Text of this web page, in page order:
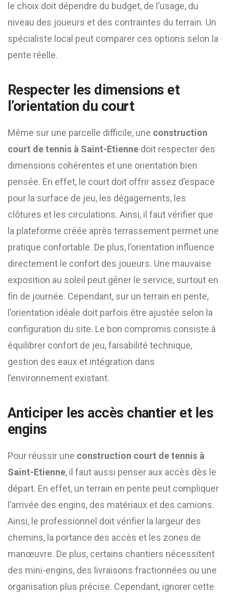
le choix doit dépendre du budget, de l’usage, du
niveau des joueurs et des contraintes du terrain. Un
spécialiste local peut comparer ces options selon la
pente réelle.
Respecter les dimensions et
l’orientation du court
Même sur une parcelle difficile, une construction
court de tennis à Saint-Etienne doit respecter des
dimensions cohérentes et une orientation bien
pensée. En effet, le court doit offrir assez d’espace
pour la surface de jeu, les dégagements, les
clôtures et les circulations. Ainsi, il faut vérifier que
la plateforme créée après terrassement permet une
pratique confortable. De plus, l’orientation influence
directement le confort des joueurs. Une mauvaise
exposition au soleil peut gêner le service, surtout en
fin de journée. Cependant, sur un terrain en pente,
l’orientation idéale doit parfois être ajustée selon la
configuration du site. Le bon compromis consiste à
équilibrer confort de jeu, faisabilité technique,
gestion des eaux et intégration dans
l’environnement existant.
Anticiper les accès chantier et les
engins
Pour réussir une construction court de tennis à
Saint-Etienne, il faut aussi penser aux accès dès le
départ. En effet, un terrain en pente peut compliquer
l’arrivée des engins, des matériaux et des camions.
Ainsi, le professionnel doit vérifier la largeur des
chemins, la portance des accès et les zones de
manœuvre. De plus, certains chantiers nécessitent
des mini-engins, des livraisons fractionnées ou une
organisation plus précise. Cependant, ignorer cette